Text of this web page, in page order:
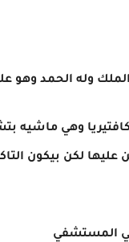
الملك وله الحمد
وهي ماشيه
عليها لكن بيكون
المستشفي